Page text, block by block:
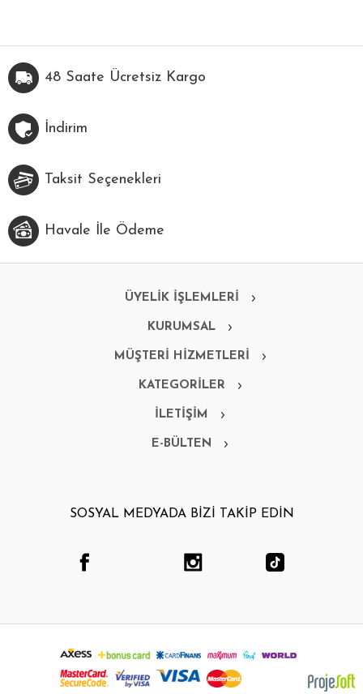
48 Saate Ücretsiz Kargo
İndirim
Taksit Seçenekleri
Havale İle Ödeme
ÜYELİK İŞLEMLERİ
KURUMSAL
MÜŞTERİ HİZMETLERİ
KATEGORİLER
İLETİŞİM
E-BÜLTEN
SOSYAL MEDYADA BİZİ TAKİP EDİN